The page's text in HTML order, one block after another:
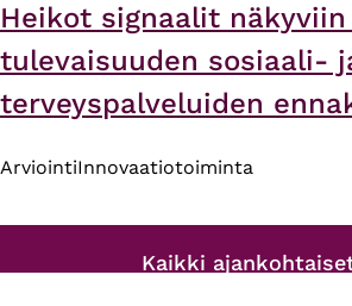
Heikot signaalit
tulevaisuuden sosiaali-
terveyspalveluiden
ArviointiInnovaatiotoiminta
Kaikki